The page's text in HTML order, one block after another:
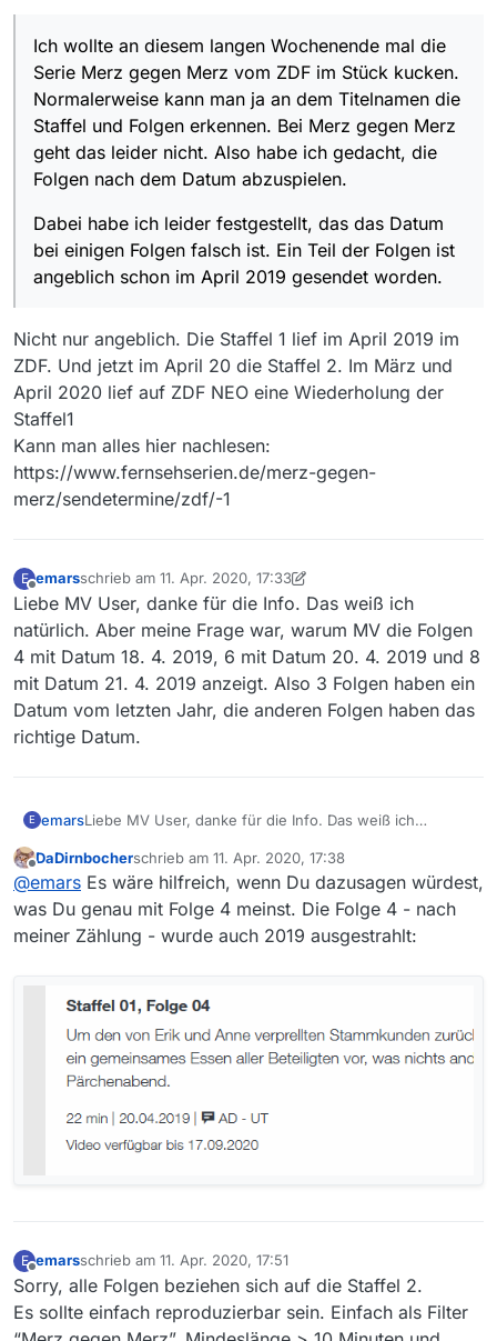
bei allen Folgen das richtige Sendedatum.
Hat jemand eine Idee warum das falsch geht.
Ich wollte an diesem langen Wochenende mal die
Serie Merz gegen Merz vom ZDF im Stück kucken.
Normalerweise kann man ja an dem Titelnamen die
Staffel und Folgen erkennen. Bei Merz gegen Merz
geht das leider nicht. Also habe ich gedacht, die
Folgen nach dem Datum abzuspielen.
Dabei habe ich leider festgestellt, das das Datum
bei einigen Folgen falsch ist. Ein Teil der Folgen ist
angeblich schon im April 2019 gesendet worden.
Nicht nur angeblich. Die Staffel 1 lief im April 2019 im
ZDF. Und jetzt im April 20 die Staffel 2. Im März und
April 2020 lief auf ZDF NEO eine Wiederholung der
Staffel1
Kann man alles hier nachlesen:
https://www.fernsehserien.de/merz-gegen-
merz/sendetermine/zdf/-1
E
Offline
emarsschrieb am 11. Apr. 2020, 17:33
zuletzt editiert von emars 4. Nov. 2020, 19:34
Liebe MV User, danke für die Info. Das weiß ich
natürlich. Aber meine Frage war, warum MV die Folgen
4 mit Datum 18. 4. 2019, 6 mit Datum 20. 4. 2019 und 8
mit Datum 21. 4. 2019 anzeigt. Also 3 Folgen haben ein
Datum vom letzten Jahr, die anderen Folgen haben das
richtige Datum.
E emarsLiebe MV User, danke für die Info. Das weiß ich
4 mit Datum 18. 4. 2019, 6 mit Datum 20. 4. 2019 und 8
mit Datum 21. 4. 2019 anzeigt. Also 3 Folgen haben ein
Datum vom letzten Jahr, die anderen Folgen haben das
richtige Datum.
DaDirnbocherschrieb am 11. Apr. 2020, 17:38
zuletzt editiert von
@emars Es wäre hilfreich, wenn Du dazusagen würdest,
was Du genau mit Folge 4 meinst. Die Folge 4 - nach
meiner Zählung - wurde auch 2019 ausgestrahlt:
E emarsschrieb am 11. Apr. 2020, 17:51
zuletzt editiert von
Sorry, alle Folgen beziehen sich auf die Staffel 2.
Es sollte einfach reproduzierbar sein. Einfach als Filter